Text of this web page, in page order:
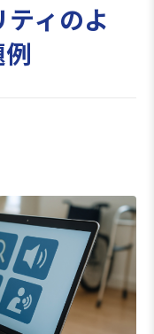
ィのよ